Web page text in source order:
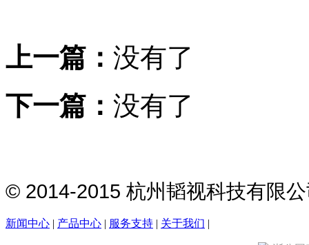
上一篇： 没有了
下一篇： 没有了
© 2014-2015 杭州韬视科技有限
新闻中心 | 产品中心 | 服务支持 | 关于我们 |